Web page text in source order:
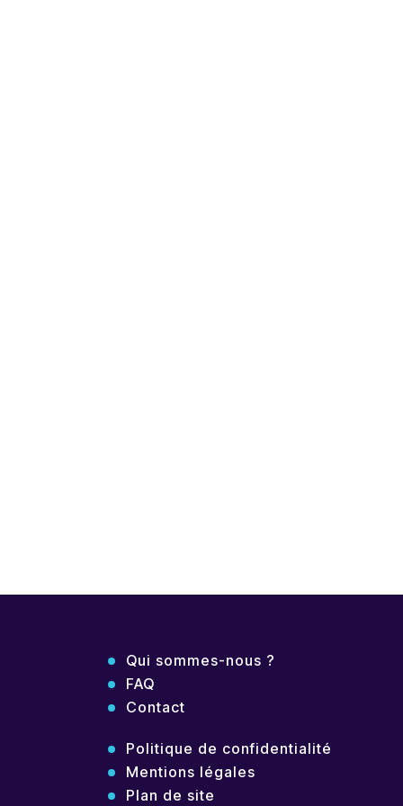
Qui sommes-nous ?
FAQ
Contact
Politique de confidentialité
Mentions légales
Plan de site